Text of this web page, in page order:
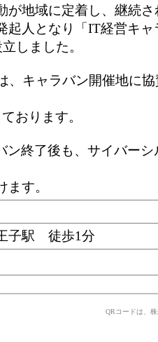
が地域に定着し、継続
起人となり「IT経営キ
しました。
、キャラバン開催地に
おります。
ン終了後も、サイバー
ます。
子駅 徒歩1分
QRコードは、